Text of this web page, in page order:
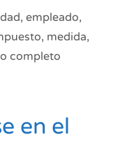
, empleado,
, medida,
completo
en el